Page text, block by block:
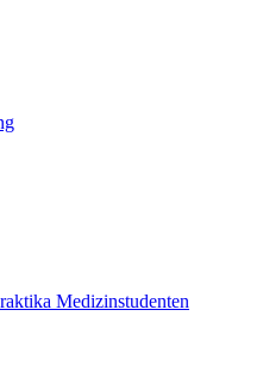
Medizinstudenten